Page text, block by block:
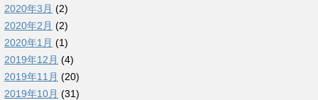
2020年3月 (2)
2020年2月 (2)
2020年1月 (1)
2019年12月 (4)
2019年11月 (20)
2019年10月 (31)